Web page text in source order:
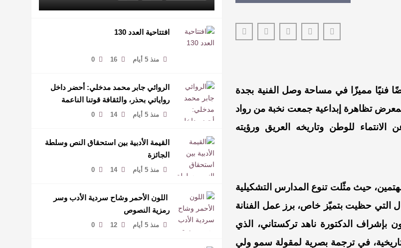
افتتاحية العدد 130
منذ 5 أيام 16
0
الروائي جابر محمد مدخلي: أحضر داخل
رواياتي بحذر، والثقافة قوتنا الناعمة
لمخاطبة العالم.
منذ 5 أيام 14
0
القيمة الأدبية بين استحقاق النص وسلطة
الجائزة
منذ 5 أيام 14
0
​ اللون الأحمر وشاح سردية الأدب وسر
رمزية النصوص
منذ 5 أيام 12
0
فنيًا مميزًا في مساحة وصل الفنية بجدة
تظاهرة إبداعية جمعت نخبة من رواد
للوطن وتاريخه العريق ورؤيته
حيث مثّلت تنوع المدارس التشكيلية
التي حظيت بتميّز خاص، برز عمل الفنانة
بإشراف الدكتورة ناهد تركستاني، الذي
في ترجمة بصرية لمقولة سمو ولي